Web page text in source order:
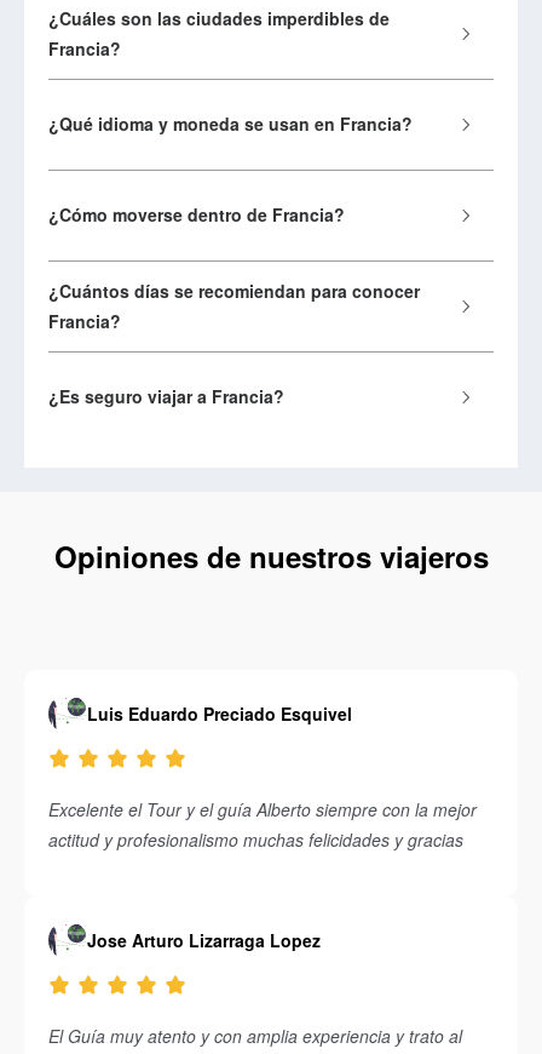
¿Cuáles son las ciudades imperdibles de
Francia?
¿Qué idioma y moneda se usan en Francia?
¿Cómo moverse dentro de Francia?
¿Cuántos días se recomiendan para conocer
Francia?
¿Es seguro viajar a Francia?
Opiniones de nuestros viajeros
Luis Eduardo Preciado Esquivel
Excelente el Tour y el guía Alberto siempre con la mejor
actitud y profesionalismo muchas felicidades y gracias
Jose Arturo Lizarraga Lopez
El Guía muy atento y con amplia experiencia y trato al